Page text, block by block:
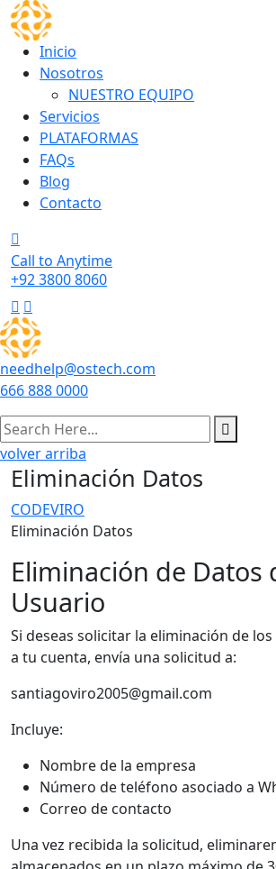
Skip
to
contentInicio
Nosotros
NUESTRO EQUIPO
Servicios
PLATAFORMAS
FAQs
Blog
Contacto
Call to Anytime
+92 3800 8060
needhelp@ostech.com
666 888 0000
volver arriba
Eliminación Datos
CODEVIRO
Eliminación Datos
Eliminación de Datos
Usuario
Si deseas solicitar la eliminación de
a tu cuenta, envía una solicitud a:
santiagoviro2005@gmail.com
Incluye:
Nombre de la empresa
Número de teléfono asociado a
Correo de contacto
Una vez recibida la solicitud,